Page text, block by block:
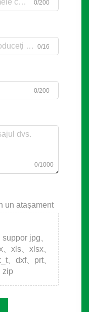
0/200
0/16
0/200
0/1000
un atașament
jpg、
xls、xlsx、
、dxf、prt、
zip